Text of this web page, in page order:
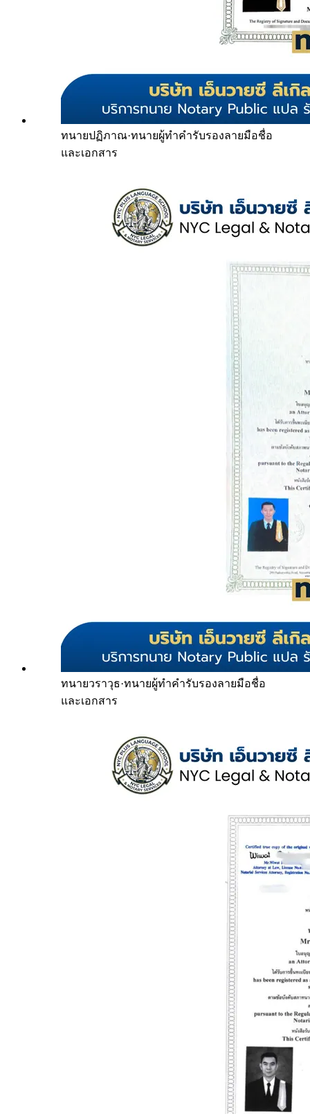
ทนายปฏิภาณ·ทนายผู้ทำคำรับรองลายมือชื่อ
และเอกสาร
ทนายวราวุธ·ทนายผู้ทำคำรับรองลายมือชื่อ
และเอกสาร